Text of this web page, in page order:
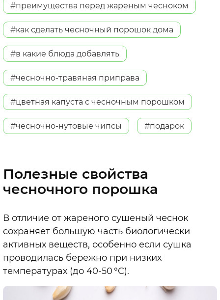
#преимущества перед жареным чесноком
#как сделать чесночный порошок дома
#в какие блюда добавлять
#чесночно-травяная приправа
#цветная капуста с чесночным порошком
#чесночно-нутовые чипсы #подарок
Полезные свойства
чесночного порошка
В отличие от жареного сушеный чеснок
сохраняет большую часть биологически
активных веществ, особенно если сушка
проводилась бережно при низких
температурах (до 40-50 °C).